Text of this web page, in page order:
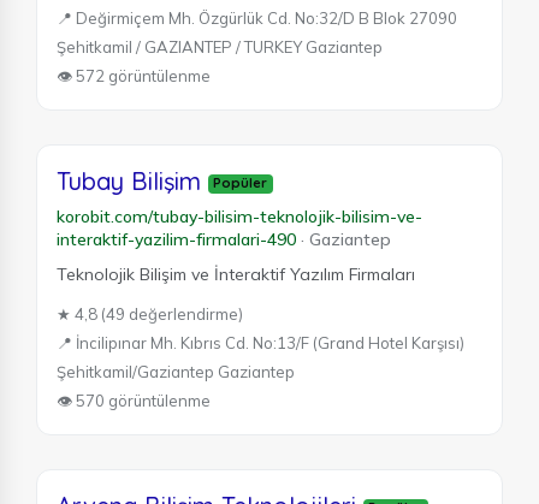
📍 Değirmiçem Mh. Özgürlük Cd. No:32/D B Blok 27090
Şehitkamil / GAZIANTEP / TURKEY Gaziantep
👁 572 görüntülenme
Tubay Bilişim Popüler
korobit.com/tubay-bilisim-teknolojik-bilisim-ve-
interaktif-yazilim-firmalari-490 · Gaziantep
Teknolojik Bilişim ve İnteraktif Yazılım Firmaları
★ 4,8 (49 değerlendirme)
📍 İncilipınar Mh. Kıbrıs Cd. No:13/F (Grand Hotel Karşısı)
Şehitkamil/Gaziantep Gaziantep
👁 570 görüntülenme